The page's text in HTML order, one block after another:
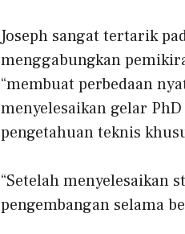
Joseph sangat tertarik
menggabungkan
“membuat perbedaan
menyelesaikan gelar
pengetahuan teknis
“Setelah menyelesaikan
pengembangan selama